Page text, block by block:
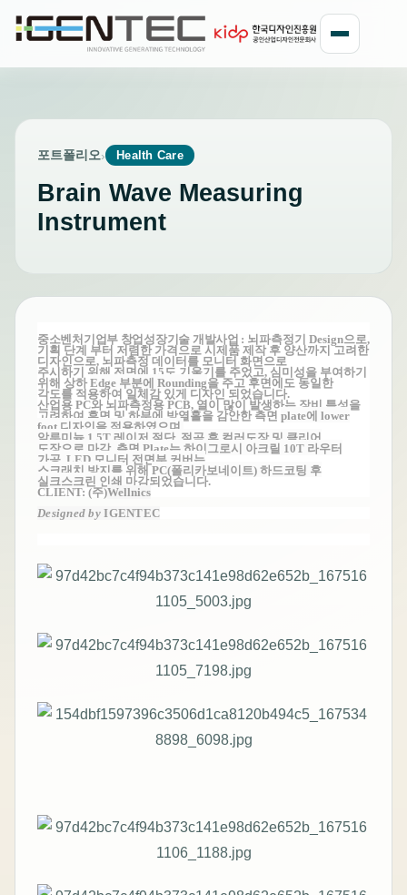
포트폴리오› Health Care
Brain Wave Measuring
Instrument
중소벤처기업부 창업성장기술 개발사업 : 뇌파측정기 Design으로,
기획 단계 부터 저렴한 가격으로 시제품 제작 후 양산까지 고려한
디자인으로, 뇌파측정 데이터를 모니터 화면으로
주시하기 위해 전면에 15도 기울기를 주었고, 심미성을 부여하기
위해 상하 Edge 부분에 Rounding을 주고 후면에도 동일한
각도를 적용하여 일체감 있게 디자인 되었습니다.
산업용 PC와 뇌파측정용 PCB, 열이 많이 발생하는 장비 특성을
고려하여 후면 및 하부에 방열홀을 감안한 측면 plate에 lower
foot 디자인을 적용하였으며,
알루미늄 1.5T 레이저 절단, 절곡 후 컬러도장 및 클리어
도장으로 마감, 측면 Plate는 하이그로시 아크릴 10T 라우터
가공, LED 모니터 전면부 커버는
스크래치 방지를 위해 PC(폴리카보네이트) 하드코팅 후
실크스크린 인쇄 마감되었습니다.
CLIENT: (주)Wellnics
Designed byIGENTEC